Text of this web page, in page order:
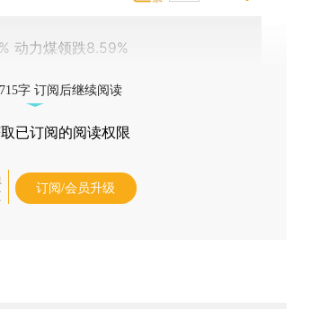
动力煤领跌8.59%
字 订阅后继续阅读
已订阅的阅读权限
订阅/会员升级